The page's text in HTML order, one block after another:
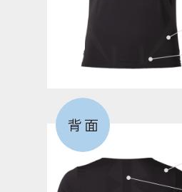
足の内側にあり、モモを閉じ
の筋力が低下すると、O脚に
膝を伸ばす筋肉。歩行時の膝
ぎ、安定させる役割のある筋肉
背面